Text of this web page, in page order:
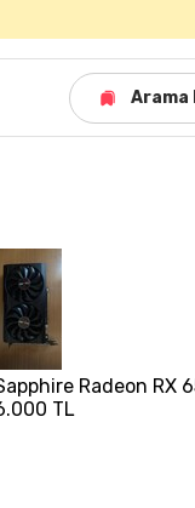
Arama
Radeon RX
TL